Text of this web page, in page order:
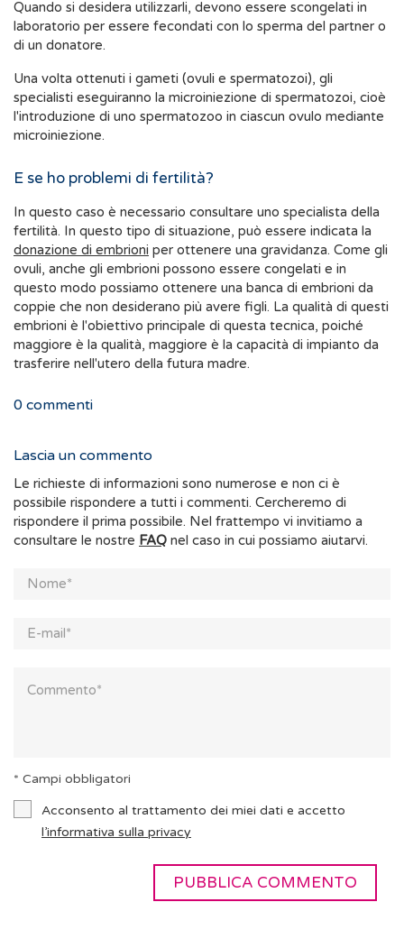
Quando si desidera utilizzarli, devono essere scongelati in
laboratorio per essere fecondati con lo sperma del partner o
di un donatore.
Una volta ottenuti i gameti (ovuli e spermatozoi), gli
specialisti eseguiranno la microiniezione di spermatozoi, cioè
l'introduzione di uno spermatozoo in ciascun ovulo mediante
microiniezione.
E se ho problemi di fertilità?
In questo caso è necessario consultare uno specialista della
fertilità. In questo tipo di situazione, può essere indicata la
donazione di embrioni
ovuli, anche gli embrioni possono essere congelati e in
questo modo possiamo ottenere una banca di embrioni da
coppie che non desiderano più avere figli. La qualità di questi
embrioni è l'obiettivo principale di questa tecnica, poiché
maggiore è la qualità, maggiore è la capacità di impianto da
trasferire nell'utero della futura madre.
0 commenti
Lascia un commento
Le richieste di informazioni sono numerose e non ci è
possibile rispondere a tutti i commenti. Cercheremo di
rispondere il prima possibile. Nel frattempo vi invitiamo a
consultare le nostre FAQ nel caso in cui possiamo aiutarvi.
* Campi obbligatori
Acconsento al trattamento dei miei dati e accetto
l’informativa sulla privacy